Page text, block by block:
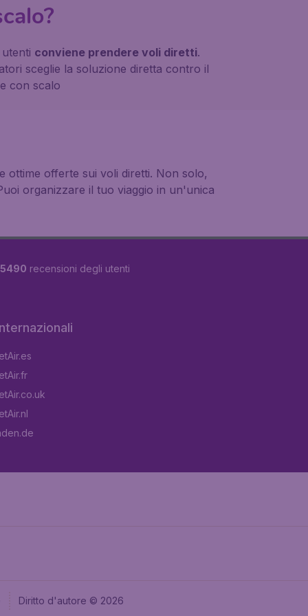
conviene prendere voli diretti.
sceglie la soluzione diretta contro il
con scalo
ottime offerte sui voli diretti. Non solo,
organizzare il tuo viaggio in un'unica
5490 recensioni degli utenti
Diritto d'autore © 2026